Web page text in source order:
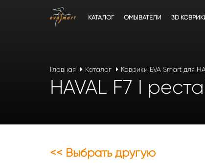
КАТАЛОГ ОМЫВАТЕЛИ 3D
Главная Каталог Коврики EVA Smart для
HAVAL F7 I
<< Выбрать другую